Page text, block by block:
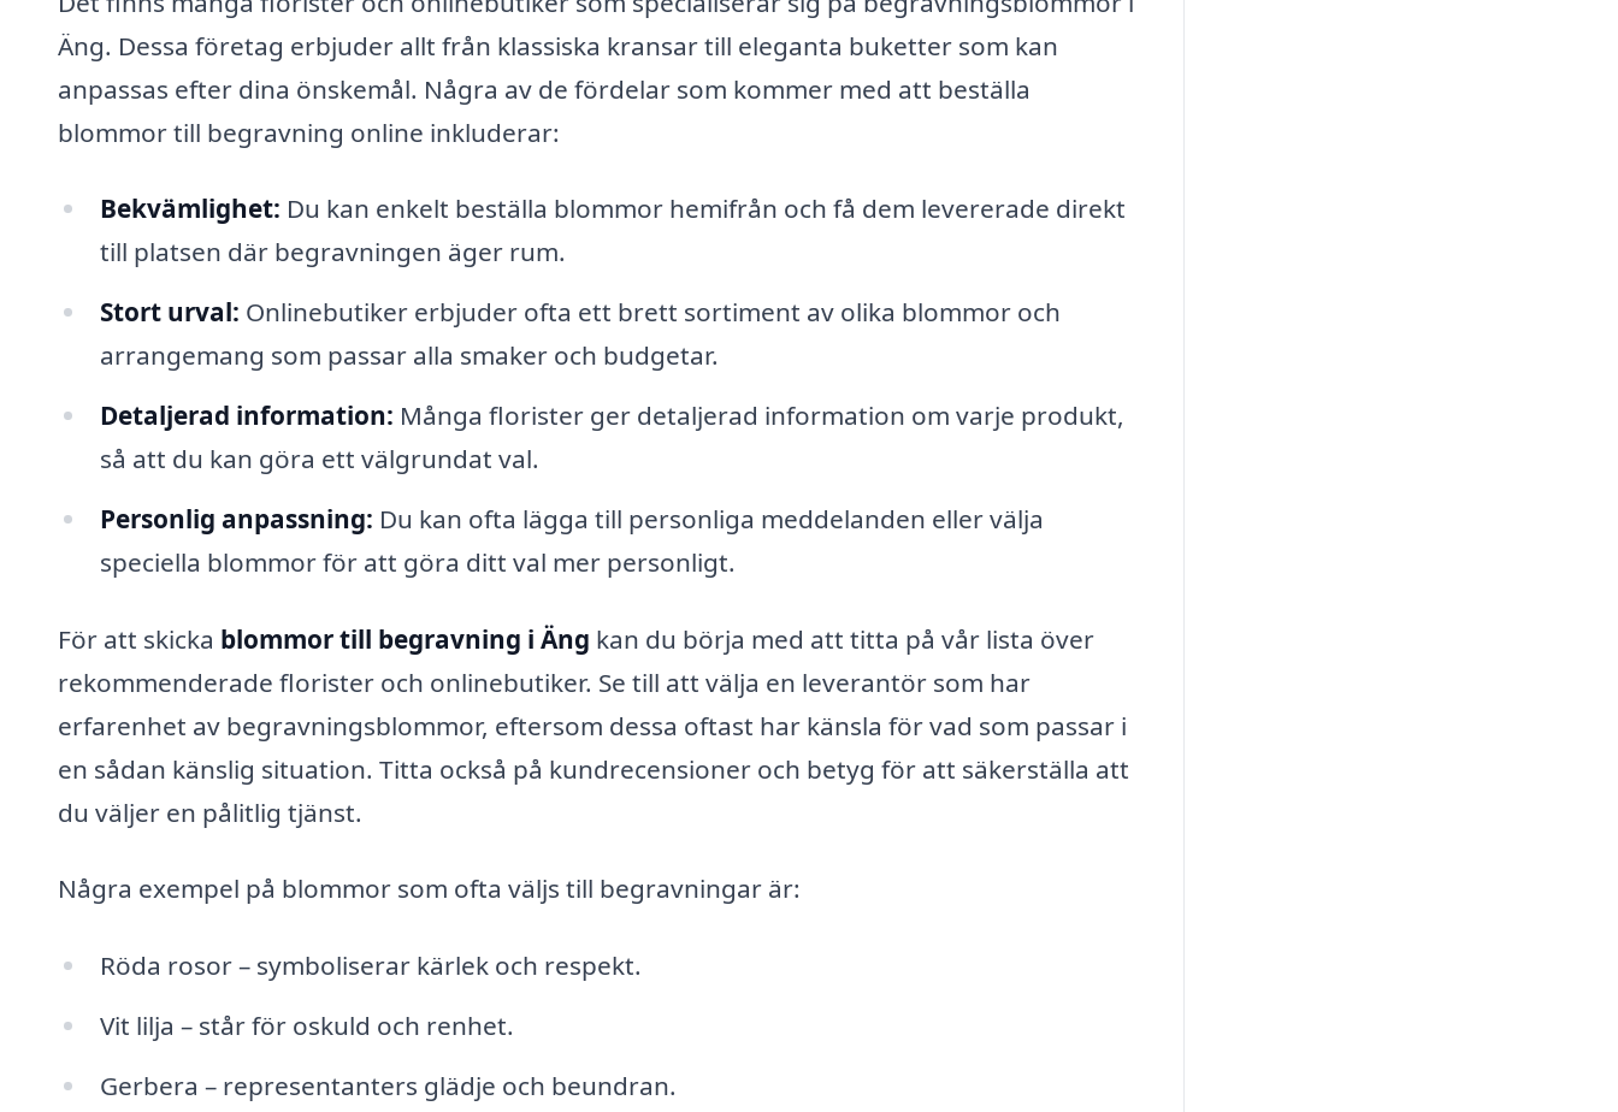
Äng. Dessa företag erbjuder allt från klassiska kransar till eleganta buketter som kan
anpassas efter dina önskemål. Några av de fördelar som kommer med att beställa
blommor till begravning online inkluderar:
Bekvämlighet: Du kan enkelt beställa blommor hemifrån och få dem levererade direkt
till platsen där begravningen äger rum.
Stort urval: Onlinebutiker erbjuder ofta ett brett sortiment av olika blommor och
arrangemang som passar alla smaker och budgetar.
Detaljerad information: Många florister ger detaljerad information om varje produkt,
så att du kan göra ett välgrundat val.
Personlig anpassning: Du kan ofta lägga till personliga meddelanden eller välja
speciella blommor för att göra ditt val mer personligt.
För att skicka blommor till begravning i Äng kan du börja med att titta på vår lista över
rekommenderade florister och onlinebutiker. Se till att välja en leverantör som har
erfarenhet av begravningsblommor, eftersom dessa oftast har känsla för vad som passar i
en sådan känslig situation. Titta också på kundrecensioner och betyg för att säkerställa att
du väljer en pålitlig tjänst.
Några exempel på blommor som ofta väljs till begravningar är:
Röda rosor – symboliserar kärlek och respekt.
Vit lilja – står för oskuld och renhet.
Gerbera – representanters glädje och beundran.